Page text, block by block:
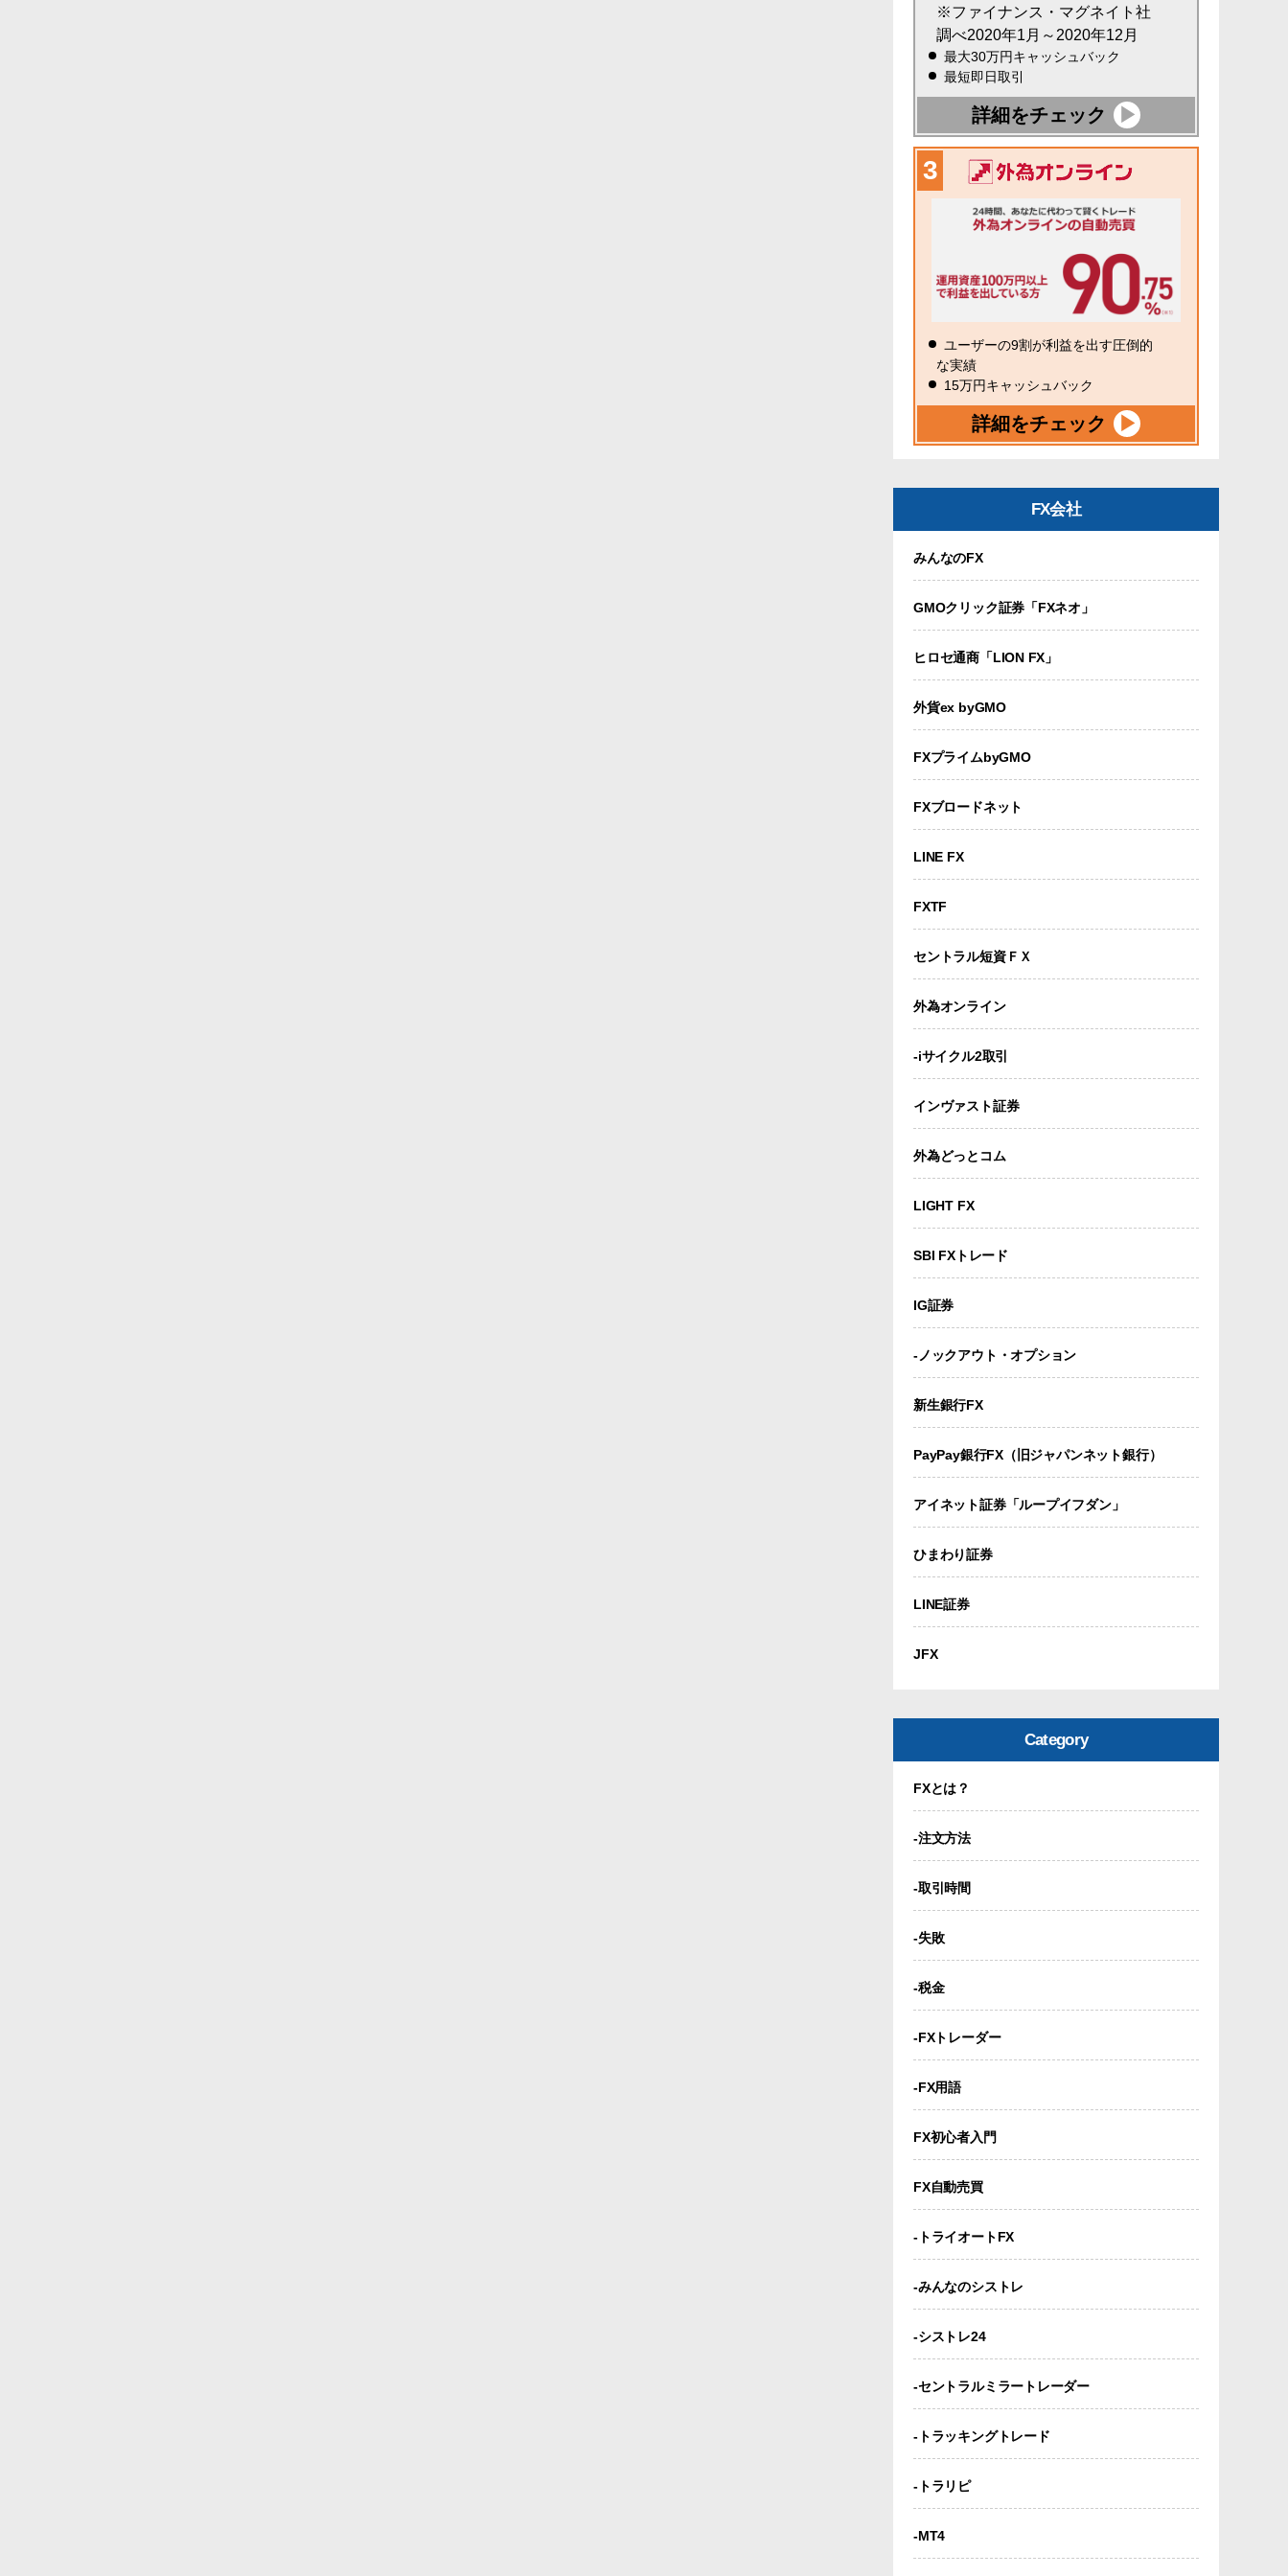
※ファイナンス・マグネイト社
調べ2020年1月～2020年12月
最大30万円キャッシュバック
最短即日取引
詳細をチェック
ユーザーの9割が利益を出す圧倒的
な実績
15万円キャッシュバック
詳細をチェック
FX会社
みんなのFX
GMOクリック証券「FXネオ」
ヒロセ通商「LION FX」
外貨ex byGMO
FXプライムbyGMO
FXブロードネット
LINE FX
FXTF
セントラル短資ＦＸ
外為オンライン
-iサイクル2取引
インヴァスト証券
外為どっとコム
LIGHT FX
SBI FXトレード
IG証券
-ノックアウト・オプション
新生銀行FX
PayPay銀行FX（旧ジャパンネット銀行）
アイネット証券「ループイフダン」
ひまわり証券
LINE証券
JFX
Category
FXとは？
-注文方法
-取引時間
-失敗
-税金
-FXトレーダー
-FX用語
FX初心者入門
FX自動売買
-トライオートFX
-みんなのシストレ
-シストレ24
-セントラルミラートレーダー
-トラッキングトレード
-トラリピ
-MT4